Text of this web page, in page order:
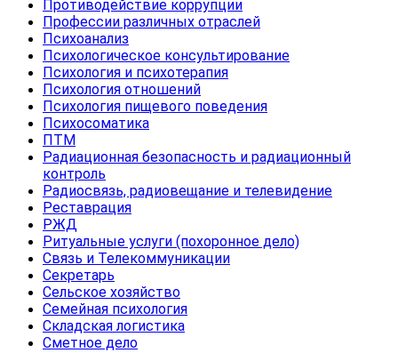
Противодействие коррупции
Профессии различных отраслей
Психоанализ
Психологическое консультирование
Психология и психотерапия
Психология отношений
Психология пищевого поведения
Психосоматика
ПТМ
Радиационная безопасность и радиационный
контроль
Радиосвязь, радиовещание и телевидение
Реставрация
РЖД
Ритуальные услуги (похоронное дело)
Связь и Телекоммуникации
Секретарь
Сельское хозяйство
Семейная психология
Складская логистика
Сметное дело